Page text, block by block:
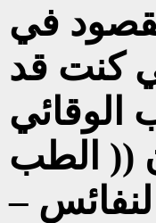
في
كنت قد
الوقائي
(( الطب
–